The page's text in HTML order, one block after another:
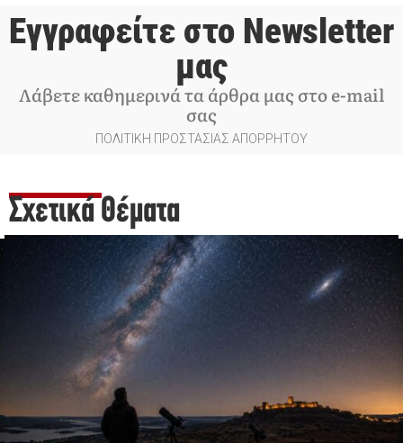
Εγγραφείτε στο Newsletter
μας
Λάβετε καθημερινά τα άρθρα μας στο e-mail
σας
ΠΟΛΙΤΙΚΗ ΠΡΟΣΤΑΣΙΑΣ ΑΠΟΡΡΗΤΟΥ
Σχετικά Θέματα